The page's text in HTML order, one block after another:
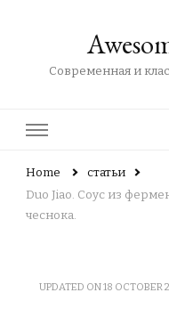
Современная и
Home
статьи
Duo Jiao. Соус из
чеснока.
UPDATED ON18 OCTOBER